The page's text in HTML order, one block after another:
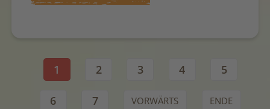
1 2 3 4 5
6 7 VORWÄRTS ENDE